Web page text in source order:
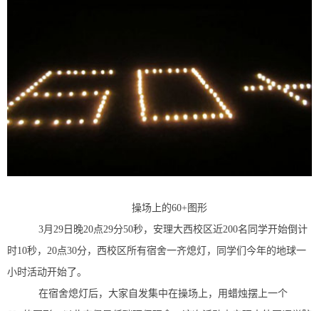
操场上的60+图形
3月29日晚20点29分50秒，安理大西校区近200名同学开始倒计
时10秒，20点30分，西校区所有宿舍一齐熄灯，同学们今年的地球一
小时活动开始了。
在宿舍熄灯后，大家自发集中在操场上，用蜡烛摆上一个